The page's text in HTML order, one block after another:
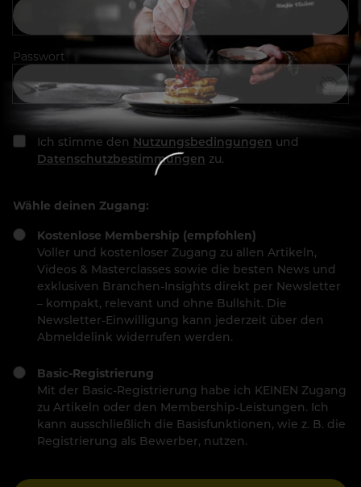
Passwort
Ich stimme den Nutzungsbedingungen und
Datenschutzbestimmungen zu.
Wähle deinen Zugang:
Kostenlose Membership (empfohlen)
Voller und kostenloser Zugang zu allen Artikeln,
Videos & Masterclasses sowie die besten News und
exklusiven Branchen-Insights direkt per Newsletter
– kompakt, relevant und ohne Bullshit. Die
Newsletter-Einwilligung kann jederzeit über den
Abmeldelink widerrufen werden.
Basic-Registrierung
Mit der Basic-Registrierung habe ich KEINEN Zugang
zu Artikeln oder den Membership-Leistungen. Ich
kann ausschließlich die Basisfunktionen, wie z. B. die
Registrierung als Bewerber, nutzen.